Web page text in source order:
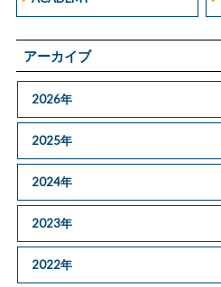
アーカイブ
2026年
2025年
2024年
2023年
2022年